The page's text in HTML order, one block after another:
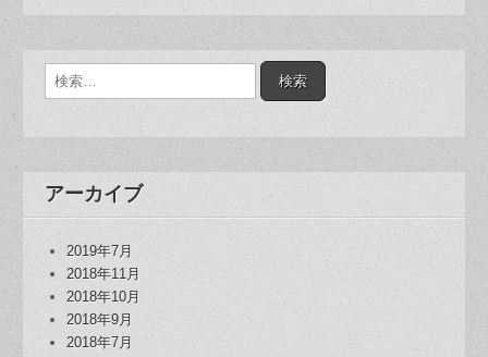
検
索:
アーカイブ
2019年7月
2018年11月
2018年10月
2018年9月
2018年7月